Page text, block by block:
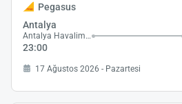
Pegasus
Antalya
Antalya Havalimanı
23:00
17 Ağustos 2026 - Pazartesi